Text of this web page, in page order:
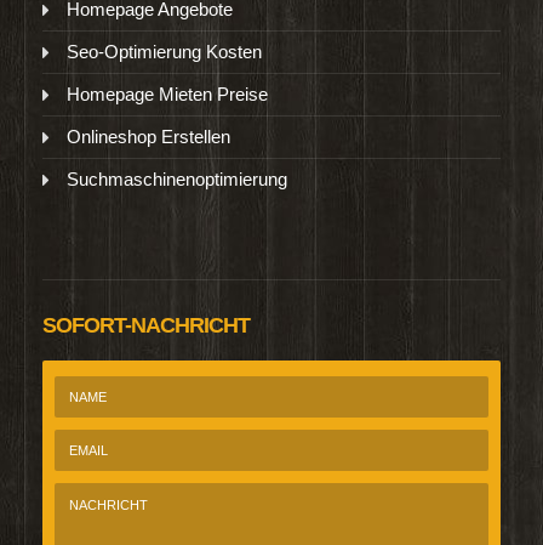
Homepage Angebote
Seo-Optimierung Kosten
Homepage Mieten Preise
Onlineshop Erstellen
Suchmaschinenoptimierung
SOFORT-NACHRICHT